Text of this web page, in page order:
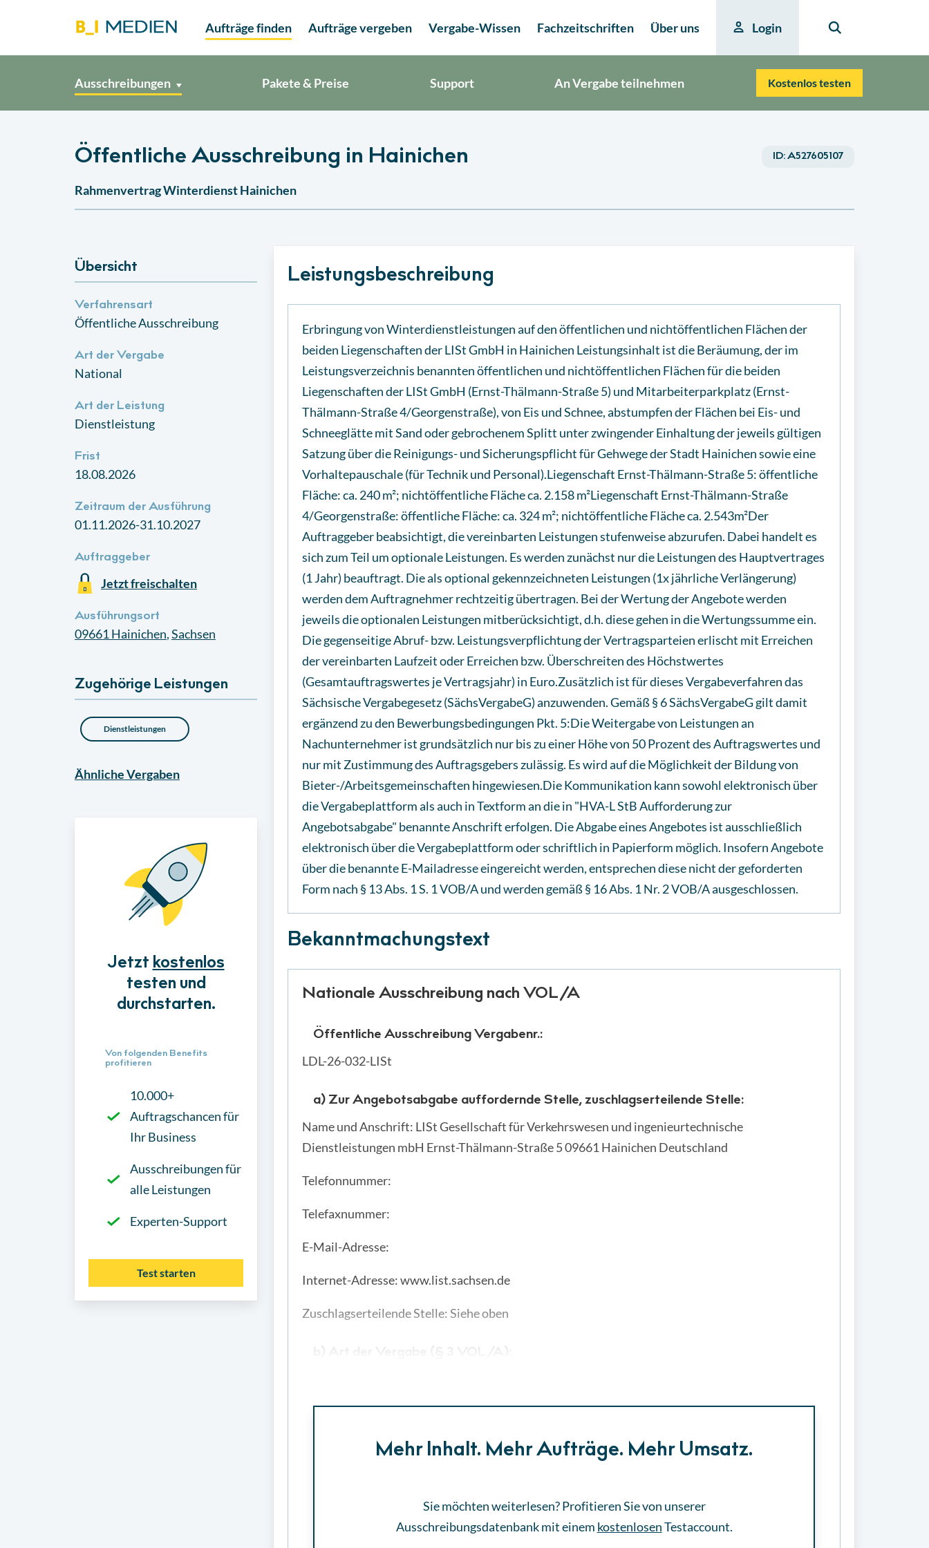
Aufträge finden Aufträge vergeben Vergabe-Wissen Fachzeitschriften Über uns Login
Ausschreibungen Pakete & Preise Support An Vergabe teilnehmen Kostenlos testen
Öffentliche Ausschreibung in Hainichen
Rahmenvertrag Winterdienst Hainichen
ID:A527605107
Übersicht
Verfahrensart
Öffentliche Ausschreibung
Art der Vergabe
National
Art der Leistung
Dienstleistung
Frist
18.08.2026
Zeitraum der Ausführung
01.11.2026-31.10.2027
Auftraggeber
Jetzt freischalten
Ausführungsort
09661 Hainichen,Sachsen
Zugehörige Leistungen
Dienstleistungen
ÄhnlicheVergaben
Jetztkostenlos
testen und
durchstarten.
Von folgenden Benefits
profitieren
10.000+
Auftragschancen für
Ihr Business
Ausschreibungen für
alle Leistungen
Experten-Support
Test starten
Leistungsbeschreibung
Erbringung von Winterdienstleistungen auf den öffentlichen und nichtöffentlichen Flächen der
beiden Liegenschaften der LISt GmbH in Hainichen Leistungsinhalt ist die Beräumung, der im
Leistungsverzeichnis benannten öffentlichen und nichtöffentlichen Flächen für die beiden
Liegenschaften der LISt GmbH (Ernst-Thälmann-Straße 5) und Mitarbeiterparkplatz (Ernst-
Thälmann-Straße 4/Georgenstraße), von Eis und Schnee, abstumpfen der Flächen bei Eis- und
Schneeglätte mit Sand oder gebrochenem Splitt unter zwingender Einhaltung der jeweils gültigen
Satzung über die Reinigungs- und Sicherungspflicht für Gehwege der Stadt Hainichen sowie eine
Vorhaltepauschale (für Technik und Personal).Liegenschaft Ernst-Thälmann-Straße 5: öffentliche
Fläche: ca. 240 m²; nichtöffentliche Fläche ca. 2.158 m²Liegenschaft Ernst-Thälmann-Straße
4/Georgenstraße: öffentliche Fläche: ca. 324 m²; nichtöffentliche Fläche ca. 2.543m²Der
Auftraggeber beabsichtigt, die vereinbarten Leistungen stufenweise abzurufen. Dabei handelt es
sich zum Teil um optionale Leistungen. Es werden zunächst nur die Leistungen des Hauptvertrages
(1 Jahr) beauftragt. Die als optional gekennzeichneten Leistungen (1x jährliche Verlängerung)
werden dem Auftragnehmer rechtzeitig übertragen. Bei der Wertung der Angebote werden
jeweils die optionalen Leistungen mitberücksichtigt, d.h. diese gehen in die Wertungssumme ein.
Die gegenseitige Abruf- bzw. Leistungsverpflichtung der Vertragsparteien erlischt mit Erreichen
der vereinbarten Laufzeit oder Erreichen bzw. Überschreiten des Höchstwertes
(Gesamtauftragswertes je Vertragsjahr) in Euro.Zusätzlich ist für dieses Vergabeverfahren das
Sächsische Vergabegesetz (SächsVergabeG) anzuwenden. Gemäß § 6 SächsVergabeG gilt damit
ergänzend zu den Bewerbungsbedingungen Pkt. 5:Die Weitergabe von Leistungen an
Nachunternehmer ist grundsätzlich nur bis zu einer Höhe von 50 Prozent des Auftragswertes und
nur mit Zustimmung des Auftragsgebers zulässig. Es wird auf die Möglichkeit der Bildung von
Bieter-/Arbeitsgemeinschaften hingewiesen.Die Kommunikation kann sowohl elektronisch über
die Vergabeplattform als auch in Textform an die in "HVA-L StB Aufforderung zur
Angebotsabgabe" benannte Anschrift erfolgen. Die Abgabe eines Angebotes ist ausschließlich
elektronisch über die Vergabeplattform oder schriftlich in Papierform möglich. Insofern Angebote
über die benannte E-Mailadresse eingereicht werden, entsprechen diese nicht der geforderten
Form nach § 13 Abs. 1 S. 1 VOB/A und werden gemäß § 16 Abs. 1 Nr. 2 VOB/A ausgeschlossen.
Bekanntmachungstext
Nationale Ausschreibung nach VOL/A
Öffentliche Ausschreibung Vergabenr.:
LDL-26-032-LISt
a) Zur Angebotsabgabe auffordernde Stelle, zuschlagserteilende Stelle:
Name und Anschrift: LISt Gesellschaft für Verkehrswesen und ingenieurtechnische
Dienstleistungen mbH Ernst-Thälmann-Straße 5 09661 Hainichen Deutschland
Telefonnummer:
Telefaxnummer:
E-Mail-Adresse:
Internet-Adresse: www.list.sachsen.de
Zuschlagserteilende Stelle: Siehe oben
b) Art der Vergabe (§ 3 VOL/A):
Mehr Inhalt. Mehr Aufträge. Mehr Umsatz.
Sie möchten weiterlesen? Profitieren Sie von unserer
Ausschreibungsdatenbank mit einem kostenlosenTestaccount.